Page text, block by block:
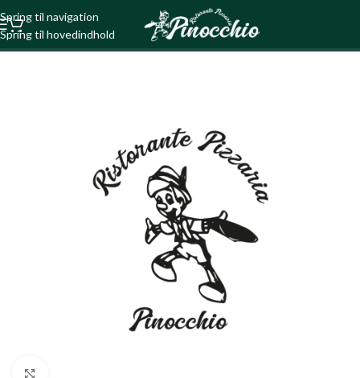
Spring til navigation
Spring til hovedindhold